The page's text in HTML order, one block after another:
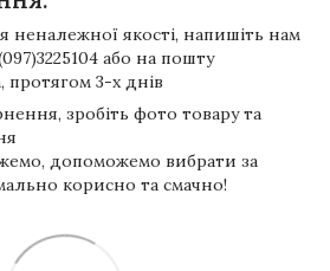
неналежної якості, напишіть нам
або на пошту
протягом 3-х днів
зробіть фото товару та
допоможемо вибрати за
корисно та смачно!